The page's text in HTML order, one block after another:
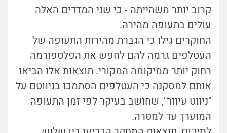
קרוב יותר משהייתה - כי שני המדדים האלה
עולים בתעופה מהירה.
החוקרים גילו כי הגברת מהירות התעופה של
העטלפים גרמה להם לחפש את הפלטפורמה
רחוק יותר ממיקומה המקורי. תוצאות אלו הביאו
אותם למסקנה כי העטלפים הסתמכו בניווטם על
"ניווט עיוור", שחושב בעיקר לפי זמן התעופה
המוערך עד למטרה.